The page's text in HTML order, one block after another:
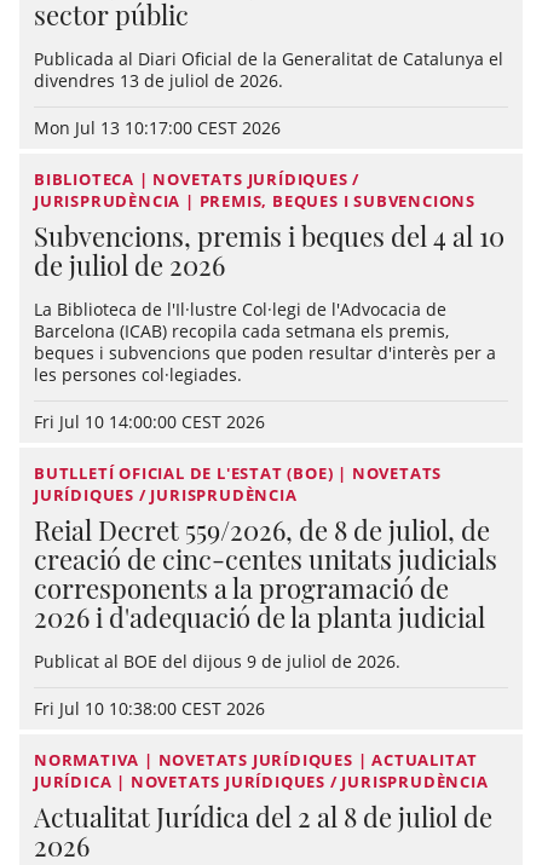
sector públic
Publicada al Diari Oficial de la Generalitat de Catalunya el
divendres 13 de juliol de 2026.
Mon Jul 13 10:17:00 CEST 2026
BIBLIOTECA | NOVETATS JURÍDIQUES /
JURISPRUDÈNCIA | PREMIS, BEQUES I SUBVENCIONS
Subvencions, premis i beques del 4 al 10
de juliol de 2026
La Biblioteca de l'Il·lustre Col·legi de l'Advocacia de
Barcelona (ICAB) recopila cada setmana els premis,
beques i subvencions que poden resultar d'interès per a
les persones col·legiades.
Fri Jul 10 14:00:00 CEST 2026
BUTLLETÍ OFICIAL DE L'ESTAT (BOE) | NOVETATS
JURÍDIQUES / JURISPRUDÈNCIA
Reial Decret 559/2026, de 8 de juliol, de
creació de cinc-centes unitats judicials
corresponents a la programació de
2026 i d'adequació de la planta judicial
Publicat al BOE del dijous 9 de juliol de 2026.
Fri Jul 10 10:38:00 CEST 2026
NORMATIVA | NOVETATS JURÍDIQUES | ACTUALITAT
JURÍDICA | NOVETATS JURÍDIQUES / JURISPRUDÈNCIA
Actualitat Jurídica del 2 al 8 de juliol de
2026